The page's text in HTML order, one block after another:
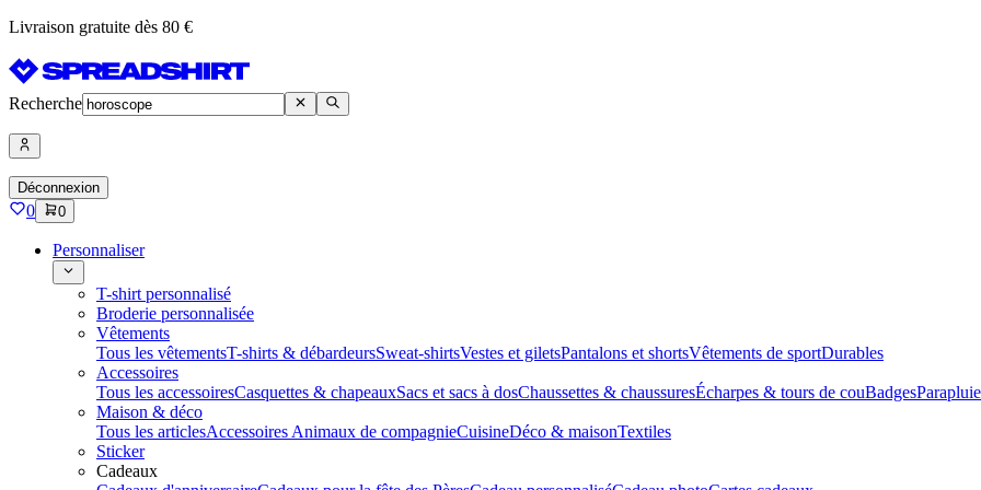
Livraison gratuite dès 80 €
Recherche
Déconnexion
0 0
Personnaliser
T-shirt personnalisé
Broderie personnalisée
Vêtements
Tous les vêtementsT-shirts & débardeursSweat-shirtsVestes et giletsPantalons et shortsVêtements de sportDurables
Accessoires
Tous les accessoiresCasquettes & chapeauxSacs et sacs à dosChaussettes & chaussuresÉcharpes & tours de couBadges
Maison & déco
Tous les articlesAccessoires Animaux de compagnieCuisineDéco & maisonTextiles
Sticker
Cadeaux